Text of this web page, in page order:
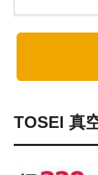
TOSEI 真